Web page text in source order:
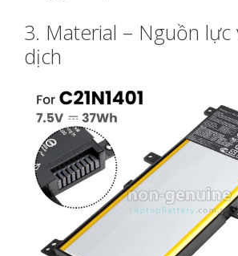
3. Material – Nguồn lực
dịch